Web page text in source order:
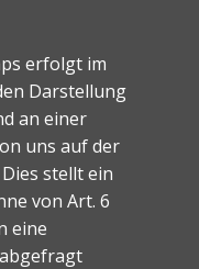
erfolgt im
Darstellung
an einer
uns auf der
stellt ein
von Art. 6
eine